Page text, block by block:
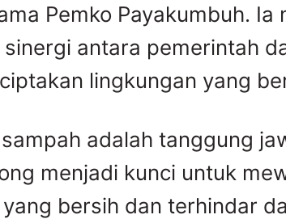
Pemko Payakumbuh. Ia
antara pemerintah
lingkungan yang
sampah adalah tanggung
menjadi kunci untuk
bersih dan terhindar